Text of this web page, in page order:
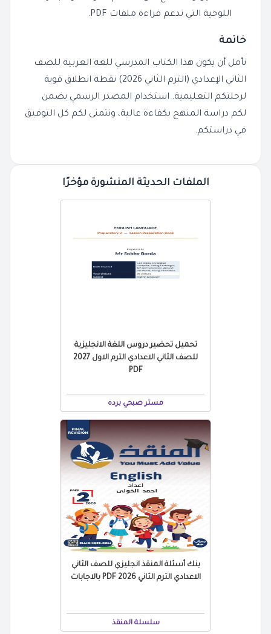
اللوحية التي تدعم قراءة ملفات PDF.
خاتمة
نأمل أن يكون هذا الكتاب المدرسي للغة العربية للصف
الثاني الإعدادي (الترم الثاني 2026) نقطة انطلاق قوية
لرحلتكم التعليمية. استخدام المصدر الرسمي يضمن
لكم دراسة المنهج بكفاءة عالية، ونتمنى لكم كل التوفيق
في دراستكم.
الملفات الحديثة المنشورة مؤخرًا
تحميل تحضير دروس اللغة الانجليزية
للصف الثاني الاعدادي الترم الاول 2027
PDF
مستر صبحي برده
بنك أسئلة المنقذ انجليزي للصف الثاني
الاعدادي الترم الثاني 2026 PDF بالاجابات
سلسلة المنقذ